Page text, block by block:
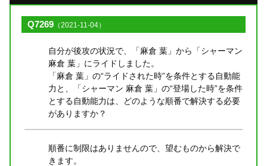
Q7269 （2021-11-04）
自分が後攻の状況で、「麻倉 葉」から「シャーマン
麻倉 葉」にライドしました。
「麻倉 葉」の“ライドされた時”を条件とする自動能
力と、「シャーマン 麻倉 葉」の“登場した時”を条件
とする自動能力は、どのような順番で解決する必要
がありますか？
順番に制限はありませんので、望むものから解決で
きます。